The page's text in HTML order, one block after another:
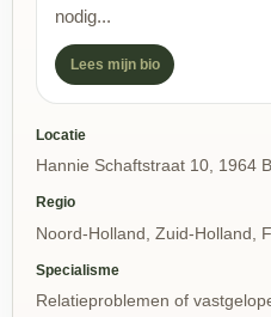
nodig...
Lees mijn bio
Locatie
Hannie Schaftstraat 10, 1964
Regio
Noord-Holland, Zuid-Holland,
Specialisme
Relatieproblemen of